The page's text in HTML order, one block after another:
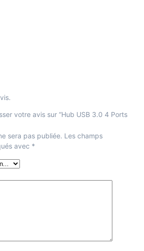
votre avis sur “Hub USB 3.0 4 Ports
sera pas publiée. Les champs
avec *